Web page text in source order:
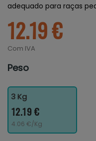
adequado para raças
12.19 €
Com IVA
Peso
3 Kg
12.19 €
4.06 €/Kg